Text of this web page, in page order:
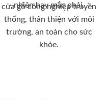
nhiên hay mắc phải.
cửa gỗ công nghiệp truyền
thống, thân thiện với môi
trường, an toàn cho sức
khỏe.